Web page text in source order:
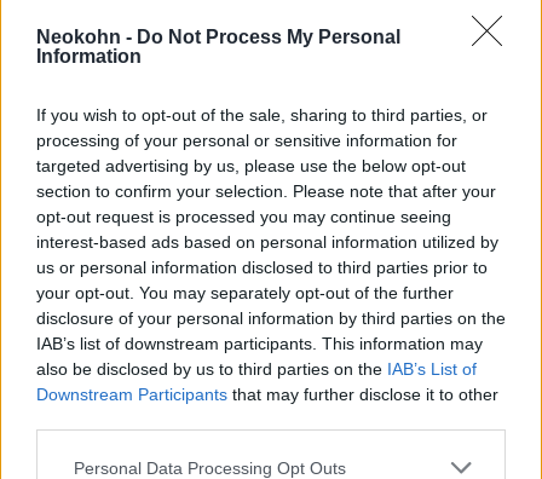
Neokohn - Do Not Process My Personal
Information
If you wish to opt-out of the sale, sharing to third parties, or
processing of your personal or sensitive information for
targeted advertising by us, please use the below opt-out
section to confirm your selection. Please note that after your
opt-out request is processed you may continue seeing
interest-based ads based on personal information utilized by
us or personal information disclosed to third parties prior to
your opt-out. You may separately opt-out of the further
disclosure of your personal information by third parties on the
IAB’s list of downstream participants. This information may
also be disclosed by us to third parties on the IAB’s List of
Downstream Participants that may further disclose it to other
Please note that this website/app uses one or more Google
Personal Data Processing Opt Outs
Nem ez az első baki
A főképviselőnek nem ez volt az egyetlen
súlyos diplomáciai hibája az elmúlt hetekben.
Az EU-s külügyminiszterek május 28-i, ciprusi
informális találkozóján olyan kijelentést tett,
amely az EU-USA kapcsolatokat is
megterhelhette volna.
Amikor Moszkva arra figyelmeztette a
külföldi diplomatákat, hogy hagyják el
Kijevet a közelgő nagyszabású orosz
légitámadások miatt, Kallas azt mondta,